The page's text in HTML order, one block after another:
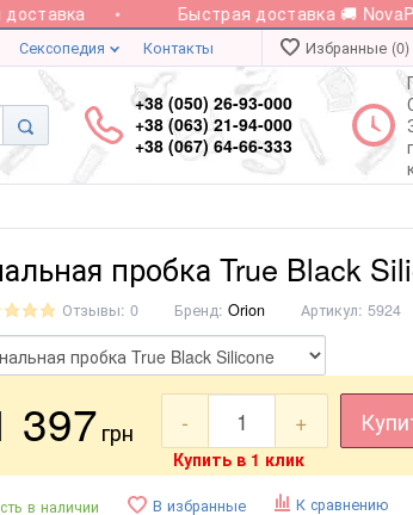
Быстрая доставка 🚚
Сексопедия Контакты Избранные (0)
+38 (050) 26-93-000
+38 (063) 21-94-000
+38 (067) 64-66-333
пробка True Black
Отзывы: 0 Бренд: Orion Артикул: 5924
397грн - +
Купить в 1 клик
в наличии В избранные К сравнению